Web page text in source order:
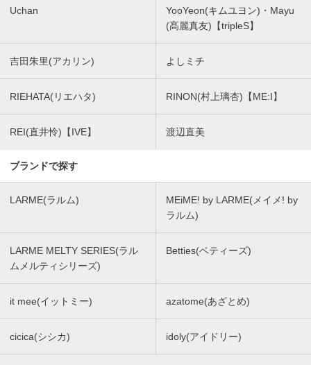
Uchan
YooYeon(キムユヨン)・Mayu
(髙麗真友)【tripleS】
吉田朱里(アカリン) よしミチ
RIEHATA(リエハタ) RINON(村上璃杏)【ME:I】
REI(直井怜)【IVE】 渡辺直美
ブランドで探す
LARME(ラルム)
MEiME! by LARME(メイメ! by
ラルム)
LARME MELTY SERIES(ラル
ムメルティシリーズ)
Betties(ベティーズ)
it mee(イットミー) azatome(あざとめ)
cicica(シシカ) idoly(アイドリー)